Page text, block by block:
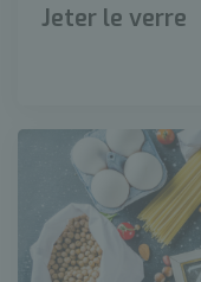
Jeter le verre